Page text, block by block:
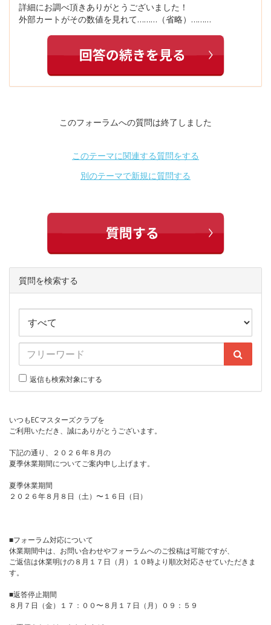
詳細にお調べ頂きありがとうございました！
外部カートがその数値を見れて………（省略）………
このフォーラムへの質問は終了しました
このテーマに関連する質問をする
別のテーマで新規に質問する
質問を検索する
返信も検索対象にする
いつもECマスターズクラブを
ご利用いただき、誠にありがとうございます。
下記の通り、２０２６年８月の
夏季休業期間についてご案内申し上げます。
夏季休業期間
２０２６年８月８日（土）〜１６日（日）
■フォーラム対応について
休業期間中は、お問い合わせやフォーラムへのご投稿は可能ですが、
ご返信は休業明けの８月１７日（月）１０時より順次対応させていただきま
す。
■返答停止期間
８月７日（金）１７：００〜８月１７日（月）０９：５９